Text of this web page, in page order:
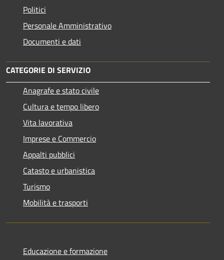
Politici
Personale Amministrativo
Documenti e dati
CATEGORIE DI SERVIZIO
Anagrafe e stato civile
Cultura e tempo libero
Vita lavorativa
Imprese e Commercio
Appalti pubblici
Catasto e urbanistica
Turismo
Mobilità e trasporti
Educazione e formazione